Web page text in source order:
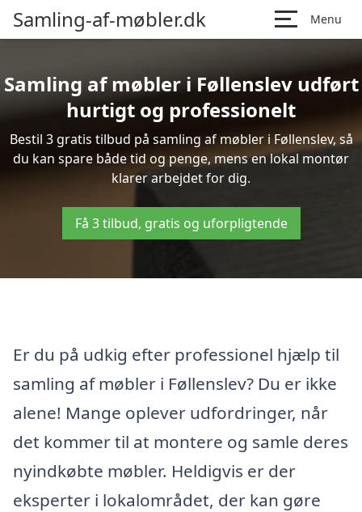
Samling-af-møbler.dk Menu
Samling af møbler i Føllenslev udført
hurtigt og professionelt
Bestil 3 gratis tilbud på samling af møbler i Føllenslev, så
du kan spare både tid og penge, mens en lokal montør
klarer arbejdet for dig.
Få 3 tilbud, gratis og uforpligtende
Er du på udkig efter professionel hjælp til
samling af møbler i Føllenslev? Du er ikke
alene! Mange oplever udfordringer, når
det kommer til at montere og samle deres
nyindkøbte møbler. Heldigvis er der
eksperter i lokalområdet, der kan gøre